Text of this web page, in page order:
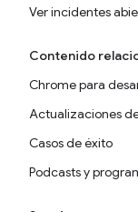
Ver incidentes
Contenido
Chrome para
Actualizaciones
Casos de éxito
Podcasts y